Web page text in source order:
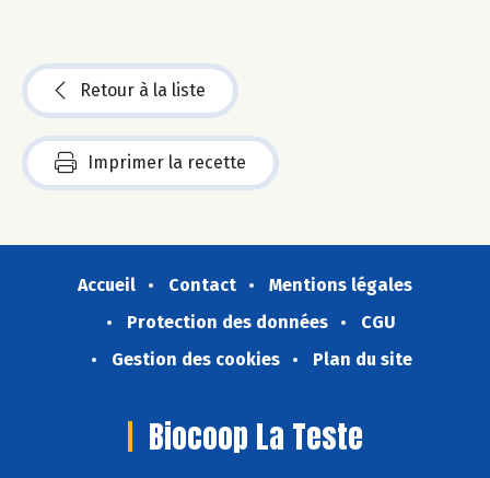
Retour à la liste
Imprimer la recette
Accueil Contact
Mentions légales
Protection des données
CGU
Gestion des cookies
Plan du site
Biocoop La Teste